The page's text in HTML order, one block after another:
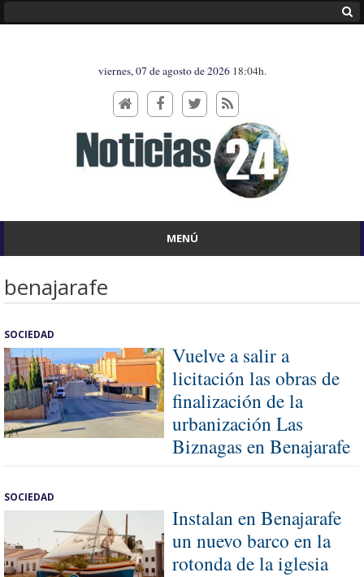
viernes, 07 de agosto de 2026 18:04h.
MENÚ
benajarafe
SOCIEDAD
Vuelve a salir a
licitación las obras de
finalización de la
urbanización Las
Biznagas en Benajarafe
SOCIEDAD
Instalan en Benajarafe
un nuevo barco en la
rotonda de la iglesia